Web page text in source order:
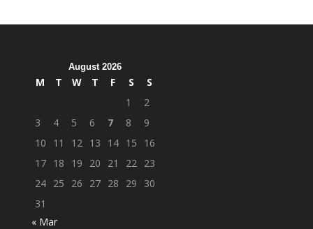
August 2026
M T W T F S
S
1
2
3
4 5 6 7 8
9
10
11 12 13 14 15
16
17 18 19 20 21 22
23
24 25 26 27 28 29
30
31
« Mar